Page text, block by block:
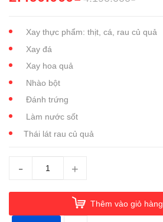
Xay thực phẩm: thịt, cá, rau củ quả
Xay đá
Xay hoa quả
Nhào bột
Đánh trứng
Làm nước sốt
Thái lát rau củ quả
- +
Thêm vào giỏ hàng